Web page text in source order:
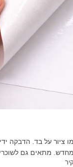
ציור על בד. הדבקה
מתאים גם